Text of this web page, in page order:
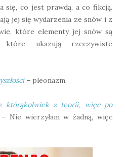
się, co jest prawdą, a co fikcją.
jej się wydarzenia ze snów i z
które elementy jej snów są
ukazują rzeczywiste
– pleonazm.
którąkolwiek z teorii, więc po
– Nie wierzyłam w żadną, więc